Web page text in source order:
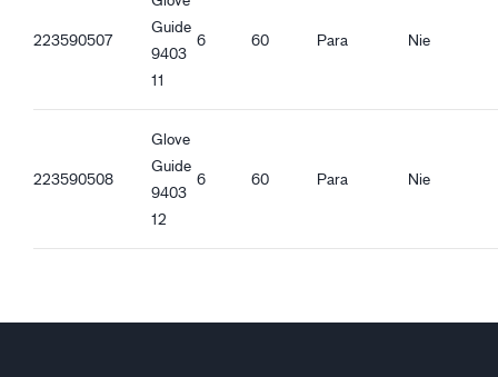
223590507
Guide
9403
11
6 60 Para Nie
223590508
Glove
Guide
9403
12
6 60 Para Nie